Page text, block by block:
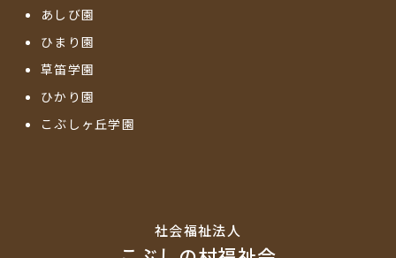
あしび園
ひまり園
草笛学園
ひかり園
こぶしヶ丘学園
社会福祉法⼈